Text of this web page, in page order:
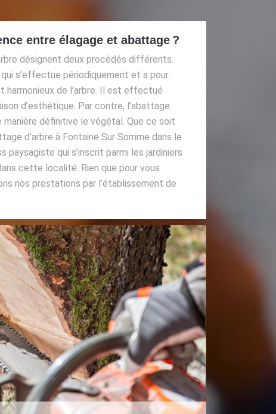
entre élagage et abattage ?
désignent deux procédés différents.
s’effectue périodiquement et a pour
de l’arbre. Il est effectué
d’esthétique. Par contre, l’abattage
définitive le végétal. Que ce soit
d’arbre à Fontaine Sur Somme dans le
paysagiste qui s’inscrit parmi les jardiniers
cette localité. Rien que pour vous
nos prestations par l’établissement de